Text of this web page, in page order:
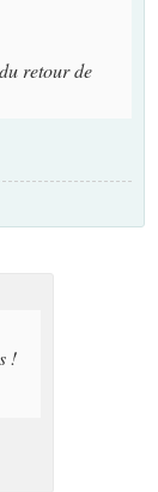
retour de
!